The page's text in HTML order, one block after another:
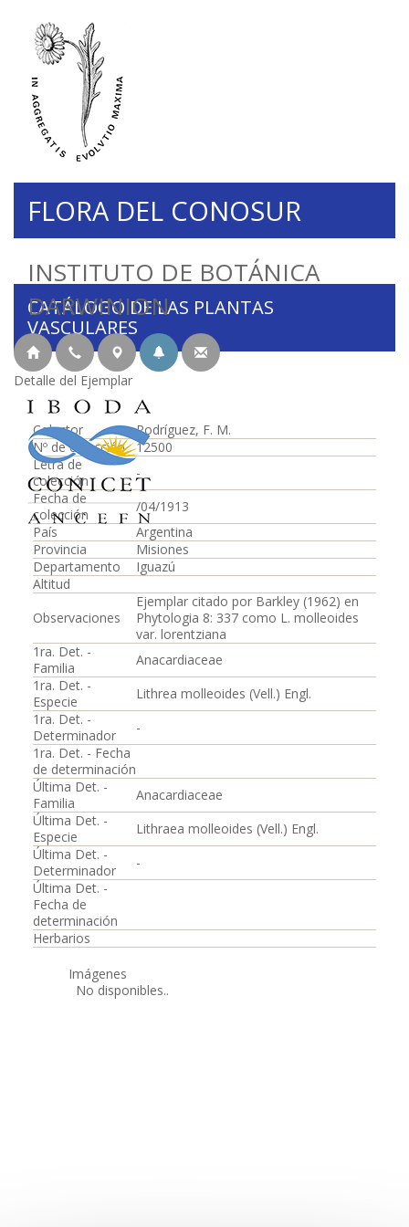
INSTITUTO DE BOTÁNICA
DARWINION
FLORA DEL CONOSUR
CATÁLOGO DE LAS PLANTAS
VASCULARES
Detalle del Ejemplar
Colector
Rodríguez, F. M.
Nº de colección
12500
Letra de
colección
-
Fecha de
colección
/04/1913
País
Argentina
Provincia
Misiones
Departamento
Iguazú
Altitud
Observaciones
Ejemplar citado por Barkley (1962) en
Phytologia 8: 337 como L. molleoides
var. lorentziana
1ra. Det. -
Familia
Anacardiaceae
1ra. Det. -
Especie
Lithrea molleoides (Vell.) Engl.
1ra. Det. -
Determinador
-
1ra. Det. - Fecha
de determinación
Última Det. -
Familia
Anacardiaceae
Última Det. -
Especie
Lithraea molleoides (Vell.) Engl.
Última Det. -
Determinador
-
Última Det. -
Fecha de
determinación
Herbarios
Imágenes
No disponibles..